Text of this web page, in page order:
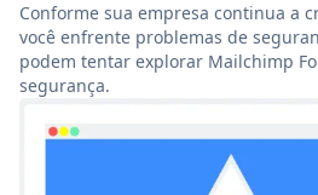
Conforme sua empresa continua a
você enfrente problemas de
podem tentar explorar Mailchimp
segurança.